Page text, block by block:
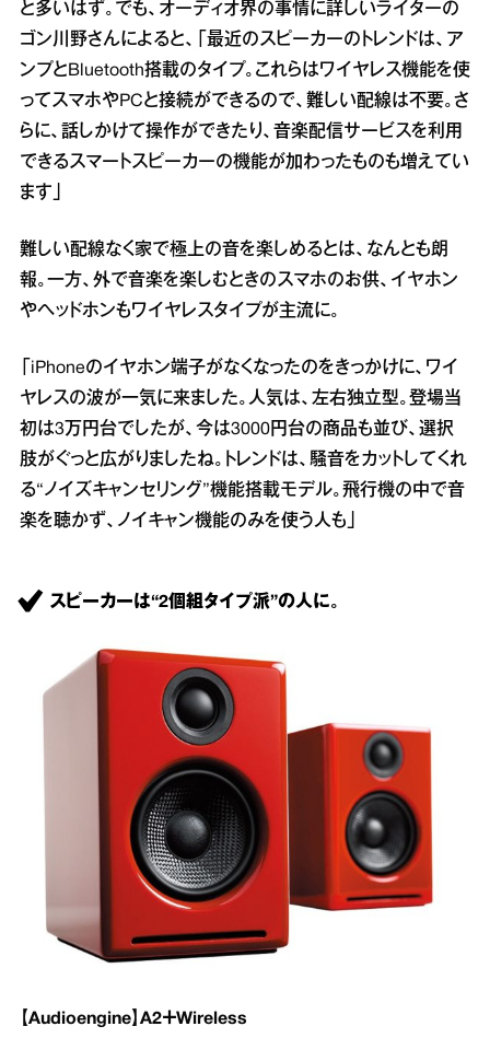
と多いはず。でも、オーディオ界の事情に詳しいライターの
ゴン川野さんによると、「最近のスピーカーのトレンドは、ア
ンプとBluetooth搭載のタイプ。これらはワイヤレス機能を使
ってスマホやPCと接続ができるので、難しい配線は不要。さ
らに、話しかけて操作ができたり、音楽配信サービスを利用
できるスマートスピーカーの機能が加わったものも増えてい
ます」
難しい配線なく家で極上の音を楽しめるとは、なんとも朗
報。一方、外で音楽を楽しむときのスマホのお供、イヤホン
やヘッドホンもワイヤレスタイプが主流に。
「iPhoneのイヤホン端子がなくなったのをきっかけに、ワイ
ヤレスの波が一気に来ました。人気は、左右独立型。登場当
初は3万円台でしたが、今は3000円台の商品も並び、選択
肢がぐっと広がりましたね。トレンドは、騒音をカットしてくれ
る“ノイズキャンセリング”機能搭載モデル。飛行機の中で音
楽を聴かず、ノイキャン機能のみを使う人も」
スピーカーは“2個組タイプ派”の人に。
【Audioengine】A2＋Wireless